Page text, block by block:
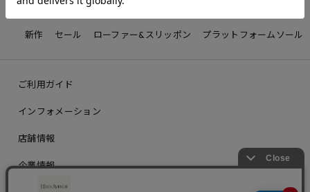
新作 セール ローファー&スリッポン プラットフォームソール
ご利用ガイド
インフォメーション
店舗情報
企業情報